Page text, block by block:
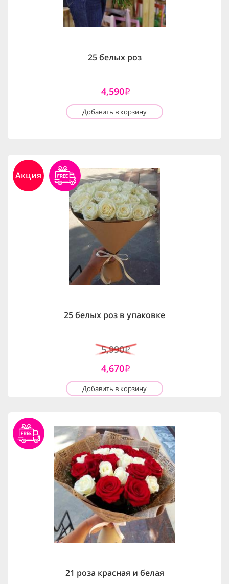
25 белых роз
4,590i
Добавить в корзину
Акция
25 белых роз в упаковке
5,990i
4,670i
Добавить в корзину
21 роза красная и белая